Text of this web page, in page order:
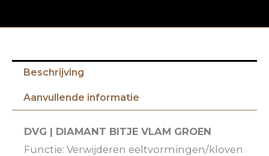
Beschrijving
Aanvullende informatie
DVG | DIAMANT BITJE VLAM GROEN
Functie: Verwijderen eeltvormingen/kloven